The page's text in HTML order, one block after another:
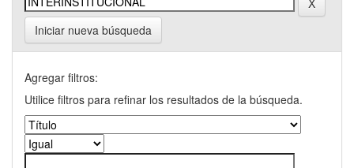
Iniciar nueva búsqueda
Agregar filtros:
Utilice filtros para refinar los resultados de la búsqueda.